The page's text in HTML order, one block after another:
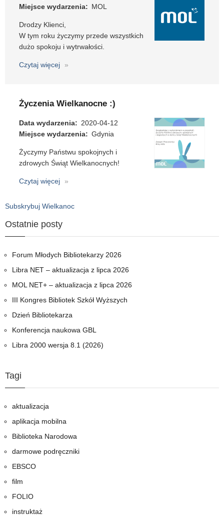
Miejsce wydarzenia
MOL
Drodzy Klienci,
W tym roku życzymy przede wszystkich
dużo spokoju i wytrwałości.
Czytaj więcej
o
Życzenia Wielkanocne :)
Data wydarzenia
2020-04-12
Miejsce wydarzenia
Gdynia
Życzymy Państwu spokojnych i
zdrowych Świąt Wielkanocnych!
Czytaj więcej
o
Subskrybuj Wielkanoc
Ostatnie posty
Forum Młodych Bibliotekarzy 2026
Libra NET – aktualizacja z lipca 2026
MOL NET+ – aktualizacja z lipca 2026
III Kongres Bibliotek Szkół Wyższych
Dzień Bibliotekarza
Konferencja naukowa GBL
Libra 2000 wersja 8.1 (2026)
Tagi
aktualizacja
aplikacja mobilna
Biblioteka Narodowa
darmowe podręczniki
EBSCO
film
FOLIO
instruktaż